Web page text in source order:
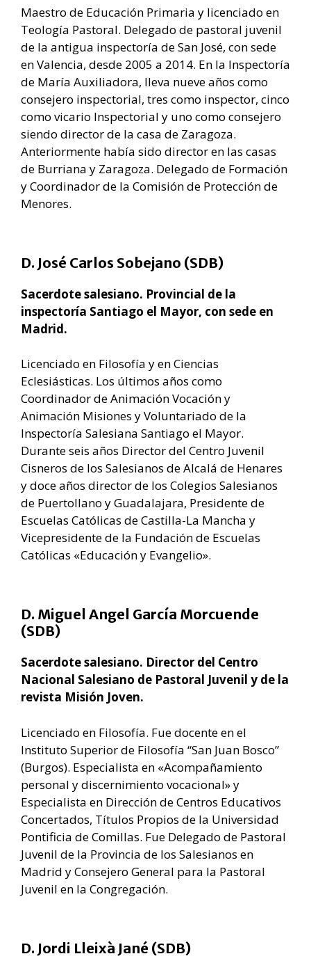
Maestro de Educación Primaria y licenciado en
Teología Pastoral. Delegado de pastoral juvenil
de la antigua inspectoría de San José, con sede
en Valencia, desde 2005 a 2014. En la Inspectoría
de María Auxiliadora, lleva nueve años como
consejero inspectorial, tres como inspector, cinco
como vicario Inspectorial y uno como consejero
siendo director de la casa de Zaragoza.
Anteriormente había sido director en las casas
de Burriana y Zaragoza. Delegado de Formación
y Coordinador de la Comisión de Protección de
Menores.
D. José Carlos Sobejano (SDB)
Sacerdote salesiano. Provincial de la
inspectoría Santiago el Mayor, con sede en
Madrid.
Licenciado en Filosofía y en Ciencias
Eclesiásticas. Los últimos años como
Coordinador de Animación Vocación y
Animación Misiones y Voluntariado de la
Inspectoría Salesiana Santiago el Mayor.
Durante seis años Director del Centro Juvenil
Cisneros de los Salesianos de Alcalá de Henares
y doce años director de los Colegios Salesianos
de Puertollano y Guadalajara, Presidente de
Escuelas Católicas de Castilla-La Mancha y
Vicepresidente de la Fundación de Escuelas
Católicas «Educación y Evangelio».
D. Miguel Angel García Morcuende
(SDB)
Sacerdote salesiano. Director del Centro
Nacional Salesiano de Pastoral Juvenil y de la
revista Misión Joven.
Licenciado en Filosofía. Fue docente en el
Instituto Superior de Filosofía “San Juan Bosco”
(Burgos). Especialista en «Acompañamiento
personal y discernimiento vocacional» y
Especialista en Dirección de Centros Educativos
Concertados, Títulos Propios de la Universidad
Pontificia de Comillas. Fue Delegado de Pastoral
Juvenil de la Provincia de los Salesianos en
Madrid y Consejero General para la Pastoral
Juvenil en la Congregación.
D. Jordi Lleixà Jané (SDB)